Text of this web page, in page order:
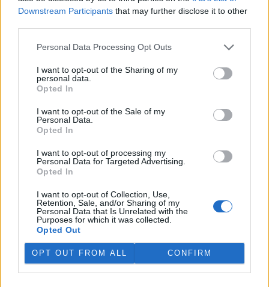
Downstream Participants that may further disclose it to other
Personal Data Processing Opt Outs
I want to opt-out of the Sharing of my
personal data.
Opted In
I want to opt-out of the Sale of my
Personal Data.
Opted In
I want to opt-out of processing my
Personal Data for Targeted Advertising.
Opted In
I want to opt-out of Collection, Use,
Retention, Sale, and/or Sharing of my
Personal Data that Is Unrelated with the
Purposes for which it was collected.
Opted Out
OPT OUT FROM ALL CONFIRM
tisknout
Online diskuse
Redakce Ekolistu vítá čtenářské názory, komentáře a postřehy. Tím,
že zde publikujete svůj příspěvek, se ale zároveň zavazujete
dodržovatpravidla diskuse. V případě porušení si redakce